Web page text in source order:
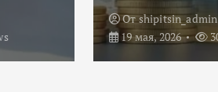
Отshipitsin_admin
29 апреля, 2026